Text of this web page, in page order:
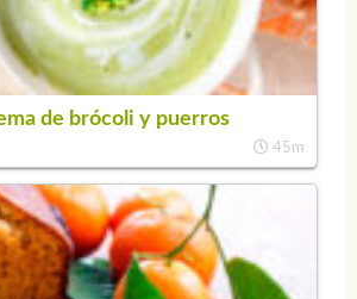
de brócoli y puerros
45m